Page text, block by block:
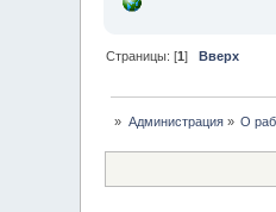
Страницы: [1]Вверх
» Администрация» О